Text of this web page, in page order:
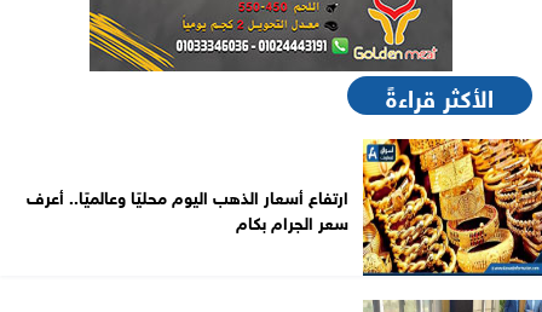
الأكثر قراءةً
ارتفاع أسعار الذهب اليوم محليًا وعالميًا.. أعرف
سعر الجرام بكام